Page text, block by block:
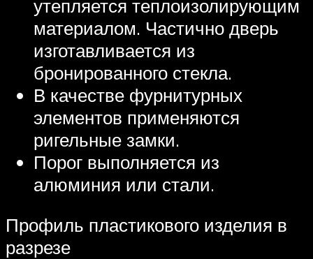
утепляется теплоизолирующим
материалом. Частично дверь
изготавливается из
бронированного стекла.
В качестве фурнитурных
элементов применяются
ригельные замки.
Порог выполняется из
алюминия или стали.
Профиль пластикового изделия в
разрезе